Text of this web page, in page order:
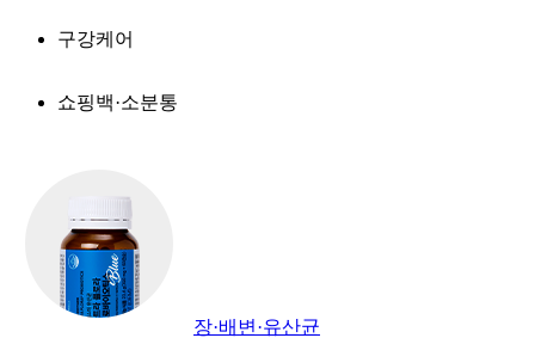
구강케어
쇼핑백·소분통
장·배변·유산균